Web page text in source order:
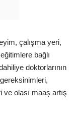
çalışma yeri,
bağlı
doktorlarının
gereksinimleri,
ve olası maaş artış